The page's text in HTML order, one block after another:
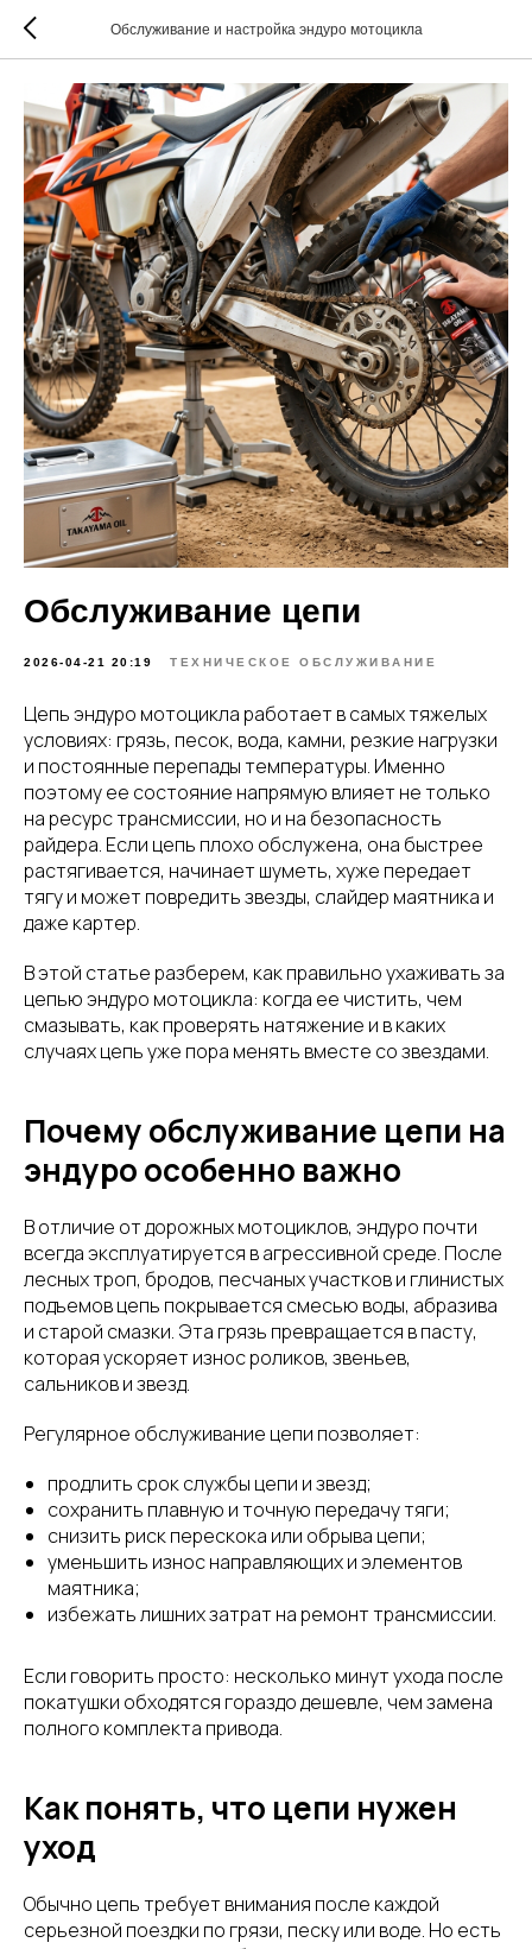
Обслуживание и настройка эндуро мотоцикла
Обслуживание цепи
2026-04-21 20:19 ТЕХНИЧЕСКОЕ ОБСЛУЖИВАНИЕ
Цепь эндуро мотоцикла работает в самых тяжелых
условиях: грязь, песок, вода, камни, резкие нагрузки
и постоянные перепады температуры. Именно
поэтому ее состояние напрямую влияет не только
на ресурс трансмиссии, но и на безопасность
райдера. Если цепь плохо обслужена, она быстрее
растягивается, начинает шуметь, хуже передает
тягу и может повредить звезды, слайдер маятника и
даже картер.
В этой статье разберем, как правильно ухаживать за
цепью эндуро мотоцикла: когда ее чистить, чем
смазывать, как проверять натяжение и в каких
случаях цепь уже пора менять вместе со звездами.
Почему обслуживание цепи на
эндуро особенно важно
В отличие от дорожных мотоциклов, эндуро почти
всегда эксплуатируется в агрессивной среде. После
лесных троп, бродов, песчаных участков и глинистых
подъемов цепь покрывается смесью воды, абразива
и старой смазки. Эта грязь превращается в пасту,
которая ускоряет износ роликов, звеньев,
сальников и звезд.
Регулярное обслуживание цепи позволяет:
продлить срок службы цепи и звезд;
сохранить плавную и точную передачу тяги;
снизить риск перескока или обрыва цепи;
уменьшить износ направляющих и элементов
маятника;
избежать лишних затрат на ремонт трансмиссии.
Если говорить просто: несколько минут ухода после
покатушки обходятся гораздо дешевле, чем замена
полного комплекта привода.
Как понять, что цепи нужен
уход
Обычно цепь требует внимания после каждой
серьезной поездки по грязи, песку или воде. Но есть